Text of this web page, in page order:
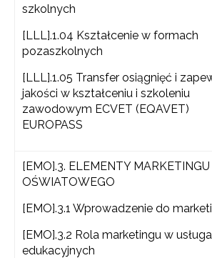
szkolnych
[LLL].1.04 Kształcenie w formach
pozaszkolnych
[LLL].1.05 Transfer osiągnięć i
jakości w kształceniu i szkoleniu
zawodowym ECVET (EQAVET)
EUROPASS
[EMO].3. ELEMENTY MARKETINGU
OŚWIATOWEGO
[EMO].3.1 Wprowadzenie do
[EMO].3.2 Rola marketingu w
edukacyjnych